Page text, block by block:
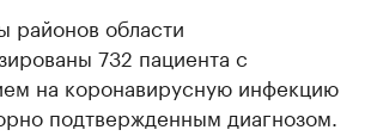
районов области
732 пациента с
на коронавирусную инфекцию
подтвержденным диагнозом.